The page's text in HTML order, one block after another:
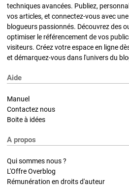
techniques avancées. Publiez,
vos articles, et connectez-vous avec
blogueurs passionnés. Découvrez des
optimiser le référencement de vos
visiteurs. Créez votre espace en ligne
et démarquez-vous dans l'univers du
Aide
Manuel
Contactez nous
Boite à idées
A propos
Qui sommes nous ?
L'Offre Overblog
Rémunération en droits d'auteur